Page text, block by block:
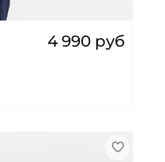
4 990 руб